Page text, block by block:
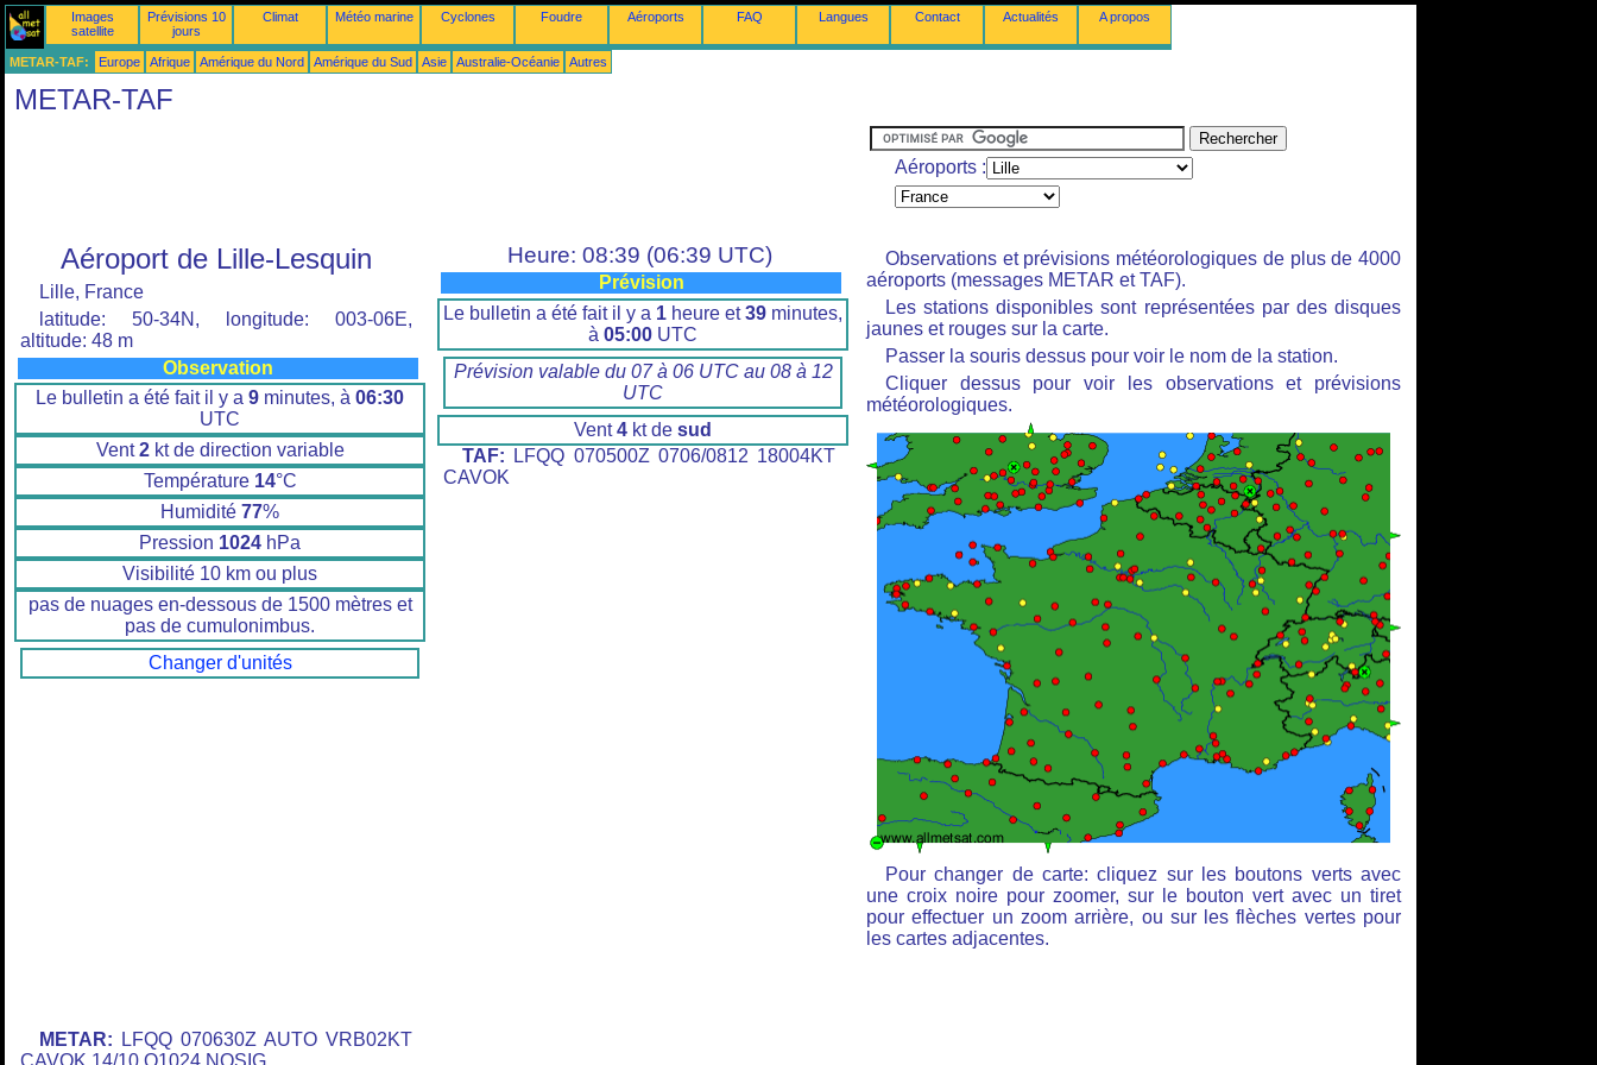
Images
satellite
Prévisions 10
jours
Climat Météo marine Cyclones Foudre Aéroports FAQ Langues Contact Actualités A propos
METAR-TAF: Europe Afrique Amérique du Nord Amérique du Sud Asie Australie-Océanie Autres
METAR-TAF
Aéroports :
Aéroport de Lille-Lesquin
Lille, France
latitude: 50-34N, longitude: 003-06E,
altitude: 48 m
Observation
Le bulletin a été fait il y a 9 minutes, à 06:30
UTC
Vent2kt de direction variable
Température 14°C
Humidité 77%
Pression 1024 hPa
Visibilité 10 km ou plus
pas de nuages en-dessous de 1500 mètres et
pas de cumulonimbus.
Changer d'unités
METAR: LFQQ 070630Z AUTO VRB02KT
Heure: 08:39 (06:39 UTC)
Prévision
Le bulletin a été fait il y a 1 heure et39 minutes,
à 05:00 UTC
Prévision valable du 07 à 06 UTC au 08 à 12
UTC
Vent4 kt de sud
TAF: LFQQ 070500Z 0706/0812 18004KT
CAVOK
Observations et prévisions météorologiques de plus de 4000
aéroports (messages METAR et TAF).
Les stations disponibles sont représentées par des disques
jaunes et rouges sur la carte.
Passer la souris dessus pour voir le nom de la station.
Cliquer dessus pour voir les observations et prévisions
météorologiques.
Pour changer de carte: cliquez sur les boutons verts avec
une croix noire pour zoomer, sur le bouton vert avec un tiret
pour effectuer un zoom arrière, ou sur les flèches vertes pour
les cartes adjacentes.